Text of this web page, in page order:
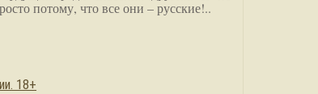
потому, что все они – русские!..
18+